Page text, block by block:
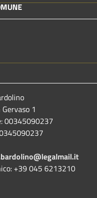
1
00345090237
+39 045 6213210